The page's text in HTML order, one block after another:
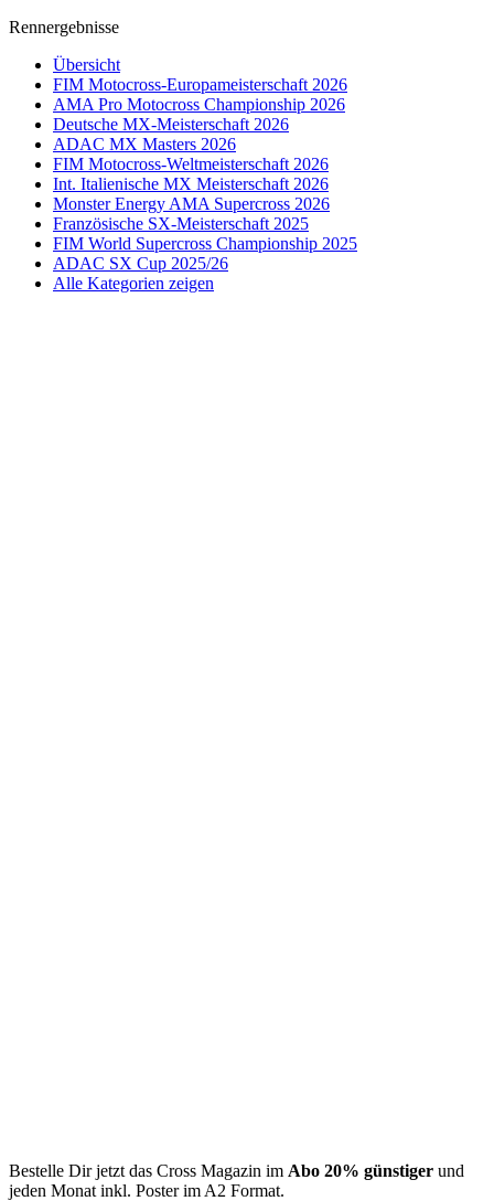
Rennergebnisse
Übersicht
FIM Motocross-Europameisterschaft 2026
AMA Pro Motocross Championship 2026
Deutsche MX-Meisterschaft 2026
ADAC MX Masters 2026
FIM Motocross-Weltmeisterschaft 2026
Int. Italienische MX Meisterschaft 2026
Monster Energy AMA Supercross 2026
Französische SX-Meisterschaft 2025
FIM World Supercross Championship 2025
ADAC SX Cup 2025/26
Alle Kategorien zeigen
Bestelle Dir jetzt das Cross Magazin im Abo 20% günstiger und
jeden Monat inkl. Poster im A2 Format.